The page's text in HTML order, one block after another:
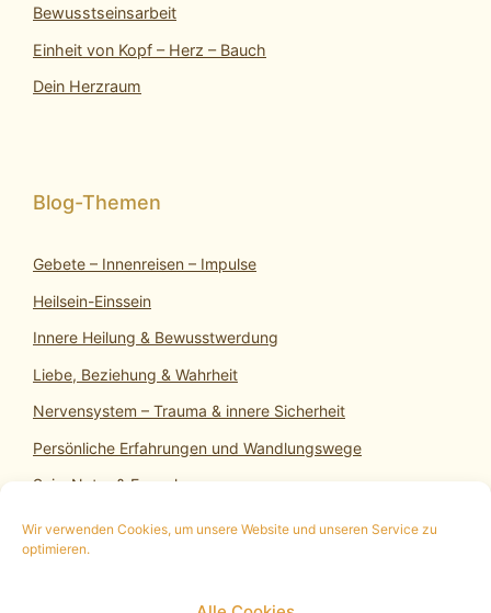
Wir verwenden Cookies, um unsere Website und unseren Service zu
optimieren.
Bewusstseinsarbeit
Einheit von Kopf – Herz – Bauch
Dein Herzraum
Gebete – Innenreisen – Impulse
Heilsein-Einssein
Innere Heilung & Bewusstwerdung
Liebe, Beziehung & Wahrheit
Nervensystem – Trauma & innere Sicherheit
Persönliche Erfahrungen und Wandlungswege
SeinsNatur & Erwachen